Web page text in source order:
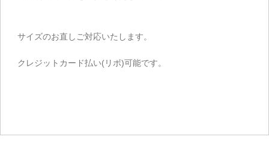
サイズのお直しご対応いたします。
クレジットカード払い(リボ)可能です。